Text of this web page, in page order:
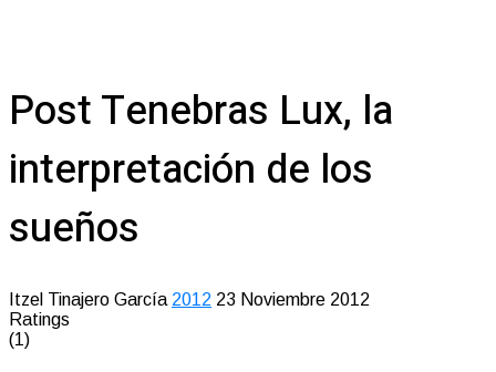
Post Tenebras Lux, la
interpretación de los
sueños
Itzel Tinajero García 2012 23 Noviembre 2012
Ratings
(1)